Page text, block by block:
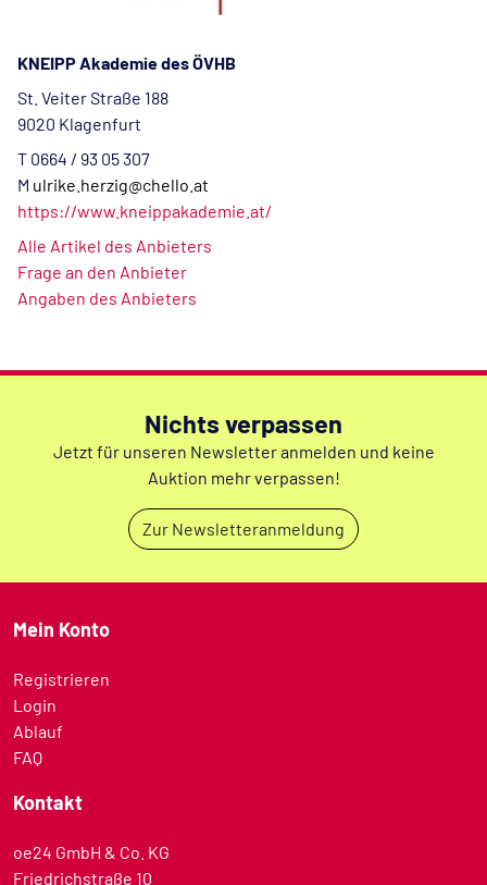
KNEIPP Akademie des ÖVHB
St. Veiter Straße 188
9020 Klagenfurt
T 0664 / 93 05 307
M ulrike.herzig@chello.at
https://www.kneippakademie.at/
Alle Artikel des Anbieters
Frage an den Anbieter
Angaben des Anbieters
Nichts verpassen
Jetzt für unseren Newsletter anmelden und keine
Auktion mehr verpassen!
Zur Newsletteranmeldung
Mein Konto
Registrieren
Login
Ablauf
FAQ
Kontakt
oe24 GmbH & Co. KG
Friedrichstraße 10